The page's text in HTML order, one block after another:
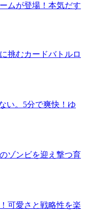
ムが登場！本気だす
挑むカードバトルロ
い。5分で爽快！ゆ
ゾンビを迎え撃つ育
可愛さと戦略性を楽